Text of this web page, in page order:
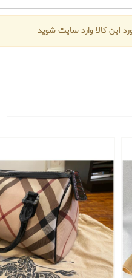
این کالا وارد سایت شوید